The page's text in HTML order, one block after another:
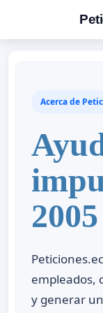
Acerca de
2005
empleados,
y generar